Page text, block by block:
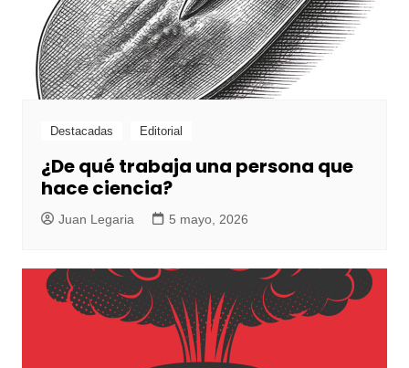
Destacadas Editorial
¿De qué trabaja una persona que
hace ciencia?
Juan Legaria 5 mayo, 2026